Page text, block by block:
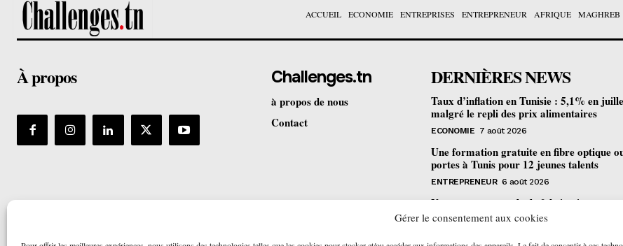
Gérer le consentement aux cookies
ACCUEIL ECONOMIE ENTREPRISES ENTREPRENEUR AFRIQUE MAGHREB
À propos Challenges.tn
à propos de nous
Contact
DERNIÈRES NEWS
Taux d’inflation en Tunisie : 5,1% en
malgré le repli des prix alimentaires
ECONOMIE 7 août 2026
Une formation gratuite en fibre optique
portes à Tunis pour 12 jeunes talents
ENTREPRENEUR 6 août 2026
Un nouveau procédé de fabrication
pharmaceutique en flux continu : quelles